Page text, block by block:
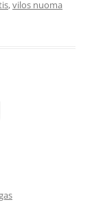
,vilos nuoma